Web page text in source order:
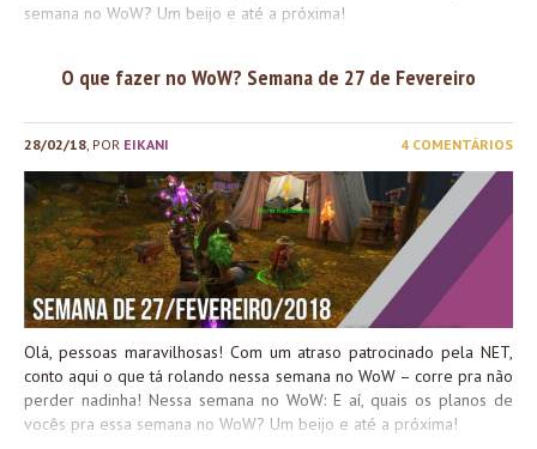
semana no WoW? Um beijo e até a próxima!
O que fazer no WoW? Semana de 27 de Fevereiro
28/02/18, POR EIKANI 4 COMENTÁRIOS
Olá, pessoas maravilhosas! Com um atraso patrocinado pela NET,
conto aqui o que tá rolando nessa semana no WoW – corre pra não
perder nadinha! Nessa semana no WoW: E aí, quais os planos de
vocês pra essa semana no WoW? Um beijo e até a próxima!